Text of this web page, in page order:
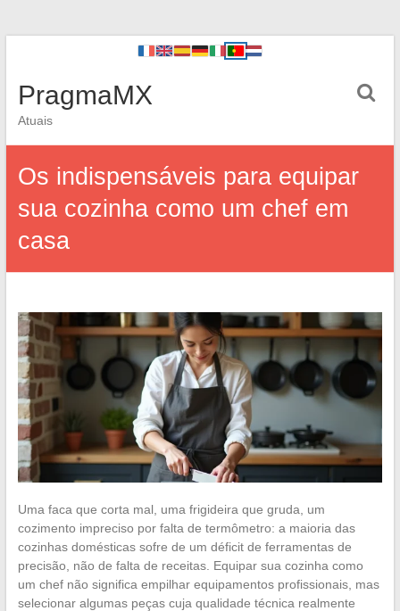
PragmaMX
Atuais
Os indispensáveis para equipar
sua cozinha como um chef em
casa
Uma faca que corta mal, uma frigideira que gruda, um
cozimento impreciso por falta de termômetro: a maioria das
cozinhas domésticas sofre de um déficit de ferramentas de
precisão, não de falta de receitas. Equipar sua cozinha como
um chef não significa empilhar equipamentos profissionais, mas
selecionar algumas peças cuja qualidade técnica realmente